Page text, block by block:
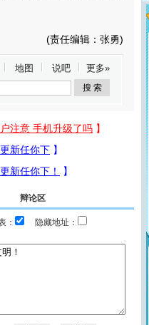
(责任编辑：张勇)
地图 说吧 更多»
辩论区
：
隐藏地址：